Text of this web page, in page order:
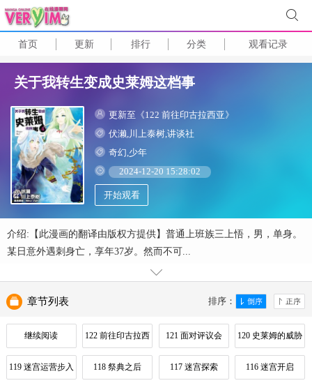
首页 更新 排行 分类 观看记录
关于我转生变成史莱姆这档事
更新至《122 前往印古拉西亚》
伏濑,川上泰树,讲谈社
奇幻,少年
2024-12-20 15:28:02
开始观看
介绍:【此漫画的翻译由版权方提供】普通上班族三上悟，男，单身。
某日意外遇刺身亡，享年37岁。然而不可...
排序：
章节列表
继续阅读 122 前往印古拉西
亚
121 面对评议会 120 史莱姆的威胁
119 迷宫运营步入 118 祭典之后 117 迷宫探索 116 迷宫开启